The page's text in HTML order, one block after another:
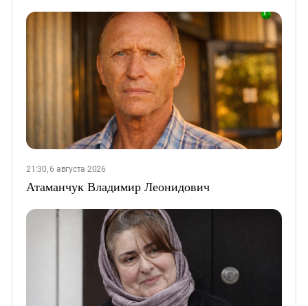
21:30, 6 августа 2026
Атаманчук Владимир Леонидович